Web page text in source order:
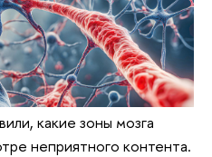
какие зоны мозга
неприятного контента.